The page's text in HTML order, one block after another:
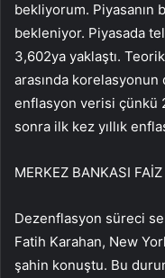
bekliyorum. Piyasanın
bekleniyor. Piyasada
3,602ya yaklaştı.
arasında korelasyonun
enflasyon verisi çünkü
sonra ilk kez yıllık
MERKEZ BANKASI
Dezenflasyon süreci
Fatih Karahan, New
şahin konuştu. Bu